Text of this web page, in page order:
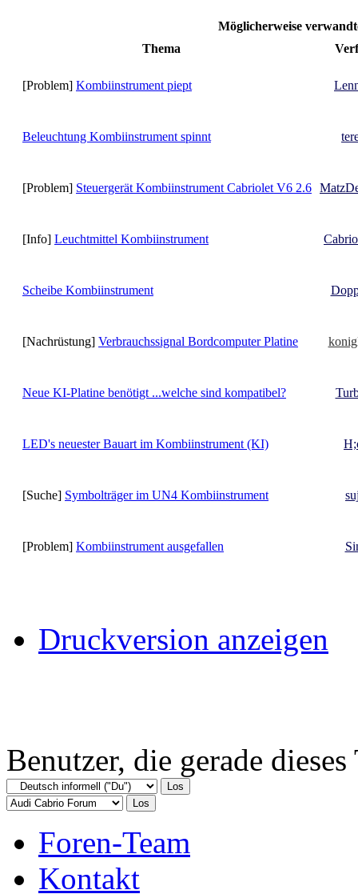
Möglicherweise
Thema
[Problem] Kombiinstrument piept
Beleuchtung Kombiinstrument spinnt
[Problem] Steuergerät Kombiinstrument Cabriolet V6 2.6
[Info] Leuchtmittel Kombiinstrument
Scheibe Kombiinstrument
[Nachrüstung] Verbrauchssignal Bordcomputer Platine
Neue KI-Platine benötigt ...welche sind kompatibel?
LED's neuester Bauart im Kombiinstrument (KI)
[Suche] Symbolträger im UN4 Kombiinstrument
[Problem] Kombiinstrument ausgefallen
Druckversion anzeigen
Benutzer, die gerade
Foren-Team
Kontakt